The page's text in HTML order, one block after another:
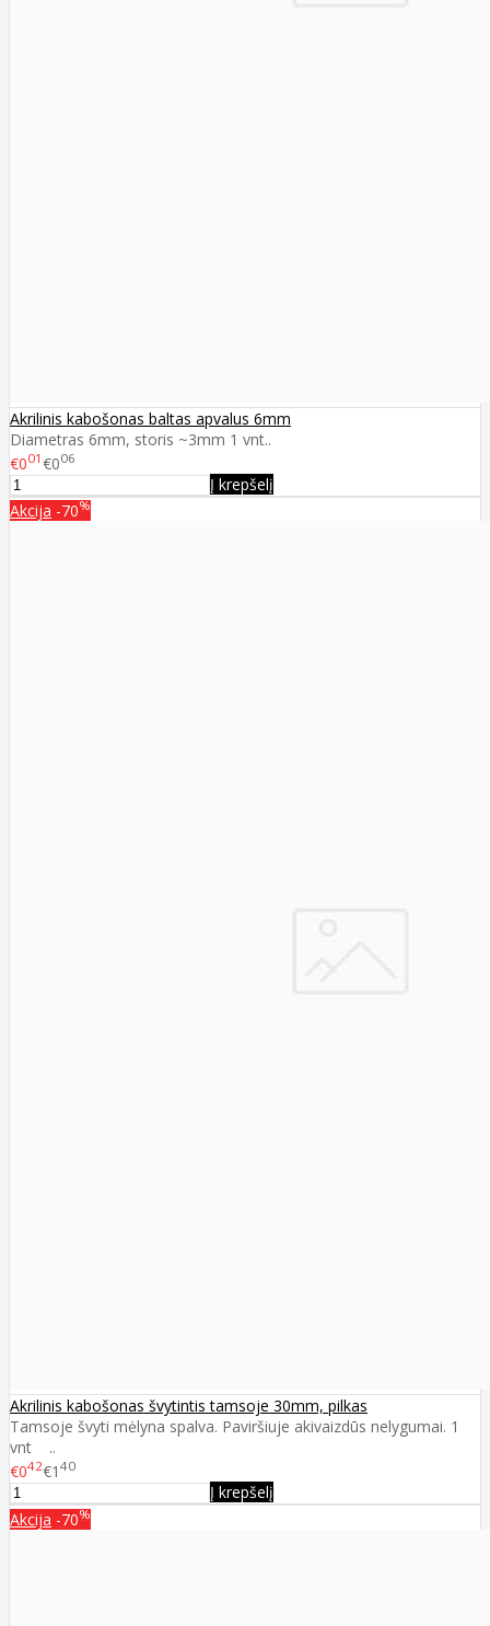
Akrilinis kabošonas baltas apvalus 6mm
Diametras 6mm, storis ~3mm 1 vnt..
€001 €006
Į krepšelį
Akcija -70%
Akrilinis kabošonas švytintis tamsoje 30mm, pilkas
Tamsoje švyti mėlyna spalva. Paviršiuje akivaizdūs nelygumai. 1
vnt ..
€042€1 40
Į krepšelį
Akcija -70%